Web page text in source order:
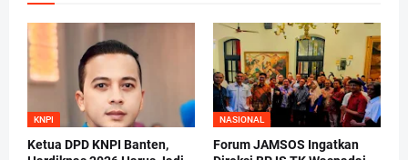
KNPI
Ketua DPD KNPI Banten,
NASIONAL
Forum JAMSOS Ingatkan